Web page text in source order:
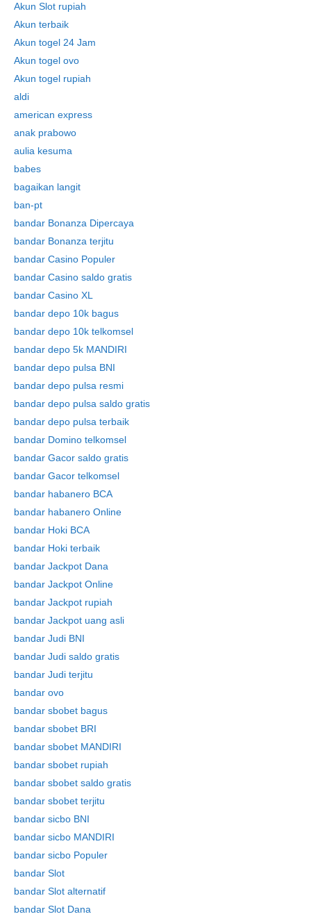
Akun Slot rupiah
Akun terbaik
Akun togel 24 Jam
Akun togel ovo
Akun togel rupiah
aldi
american express
anak prabowo
aulia kesuma
babes
bagaikan langit
ban-pt
bandar Bonanza Dipercaya
bandar Bonanza terjitu
bandar Casino Populer
bandar Casino saldo gratis
bandar Casino XL
bandar depo 10k bagus
bandar depo 10k telkomsel
bandar depo 5k MANDIRI
bandar depo pulsa BNI
bandar depo pulsa resmi
bandar depo pulsa saldo gratis
bandar depo pulsa terbaik
bandar Domino telkomsel
bandar Gacor saldo gratis
bandar Gacor telkomsel
bandar habanero BCA
bandar habanero Online
bandar Hoki BCA
bandar Hoki terbaik
bandar Jackpot Dana
bandar Jackpot Online
bandar Jackpot rupiah
bandar Jackpot uang asli
bandar Judi BNI
bandar Judi saldo gratis
bandar Judi terjitu
bandar ovo
bandar sbobet bagus
bandar sbobet BRI
bandar sbobet MANDIRI
bandar sbobet rupiah
bandar sbobet saldo gratis
bandar sbobet terjitu
bandar sicbo BNI
bandar sicbo MANDIRI
bandar sicbo Populer
bandar Slot
bandar Slot alternatif
bandar Slot Dana